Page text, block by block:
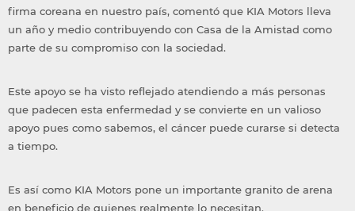
firma coreana en nuestro país, comentó que KIA Motors lleva
un año y medio contribuyendo con Casa de la Amistad como
parte de su compromiso con la sociedad.
Este apoyo se ha visto reflejado atendiendo a más personas
que padecen esta enfermedad y se convierte en un valioso
apoyo pues como sabemos, el cáncer puede curarse si detecta
a tiempo.
Es así como KIA Motors pone un importante granito de arena
en beneficio de quienes realmente lo necesitan.